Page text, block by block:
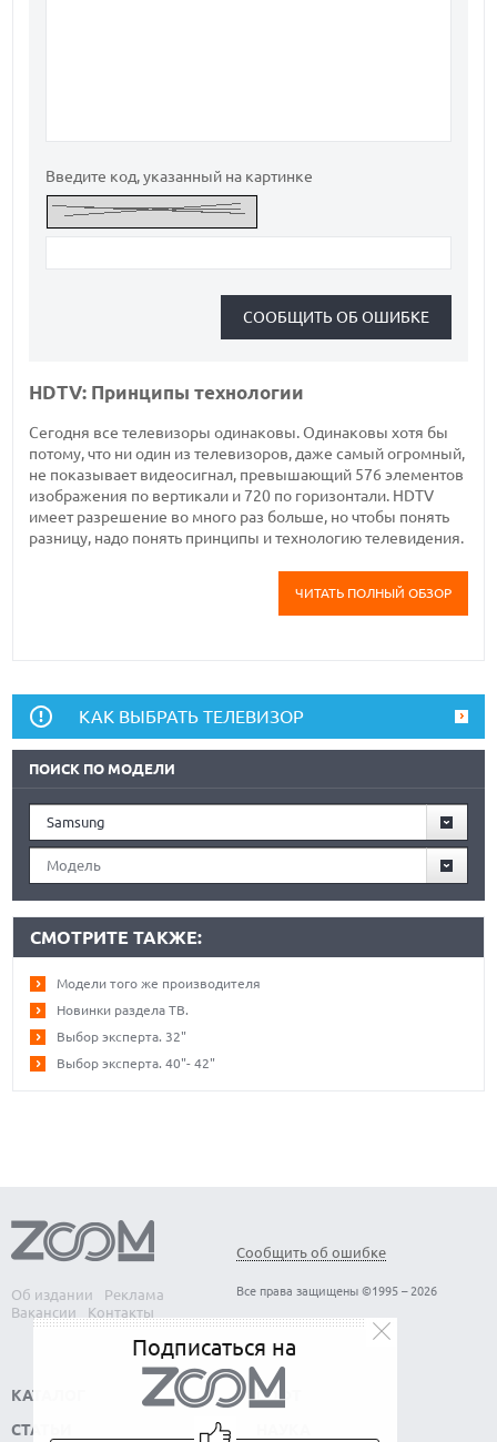
Введите код, указанный на картинке
HDTV: Принципы технологии
Сегодня все телевизоры одинаковы. Одинаковы хотя бы
потому, что ни один из телевизоров, даже самый огромный,
не показывает видеосигнал, превышающий 576 элементов
изображения по вертикали и 720 по горизонтали. HDTV
имеет разрешение во много раз больше, но чтобы понять
разницу, надо понять принципы и технологию телевидения.
ЧИТАТЬ ПОЛНЫЙ ОБЗОР
КАК ВЫБРАТЬ ТЕЛЕВИЗОР
ПОИСК ПО МОДЕЛИ
Samsung
Модель
СМОТРИТЕ ТАКЖЕ:
Модели того же производителя
Новинки раздела ТВ.
Выбор эксперта. 32"
Выбор эксперта. 40"- 42"
Об издании
Реклама
Вакансии
Контакты
Сообщить об ошибке
Все права защищены ©1995 – 2026
КАТАЛОГ
СТАТЬИ
СОФТ
Подписаться на